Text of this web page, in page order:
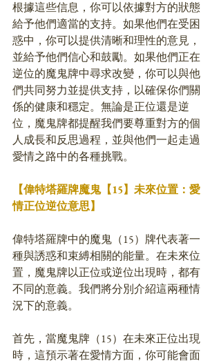
根據這些信息，你可以依據對方的狀態
給予他們適當的支持。如果他們在受困
惑中，你可以提供清晰和理性的意見，
並給予他們信心和鼓勵。如果他們正在
逆位的魔鬼牌中尋求改變，你可以與他
們共同努力並提供支持，以確保你們關
係的健康和穩定。無論是正位還是逆
位，魔鬼牌都提醒我們要尊重對方的個
人成長和反思過程，並與他們一起走過
愛情之路中的各種挑戰。
【偉特塔羅牌魔鬼【15】未來位置：愛
情正位逆位意思】
偉特塔羅牌中的魔鬼（15）牌代表著一
種與誘惑和束縛相關的能量。在未來位
置，魔鬼牌以正位或逆位出現時，都有
不同的意義。我們將分別介紹這兩種情
況下的意義。
首先，當魔鬼牌（15）在未來正位出現
時，這預示著在愛情方面，你可能會面